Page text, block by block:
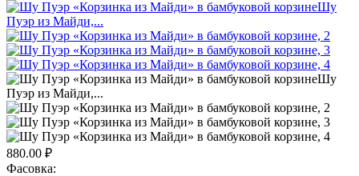
880.00 ₽
Фасовка: